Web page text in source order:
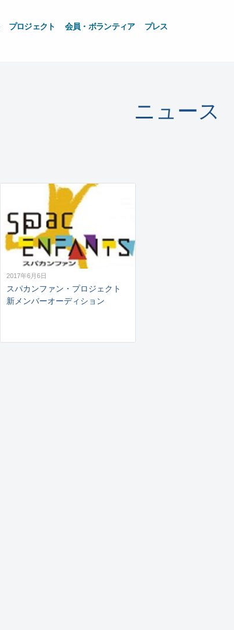
プロジェクト 会員・ボランティア プレス
ニュース
2017年6月6日
スパカンファン・プロジェクト
新メンバーオーディション